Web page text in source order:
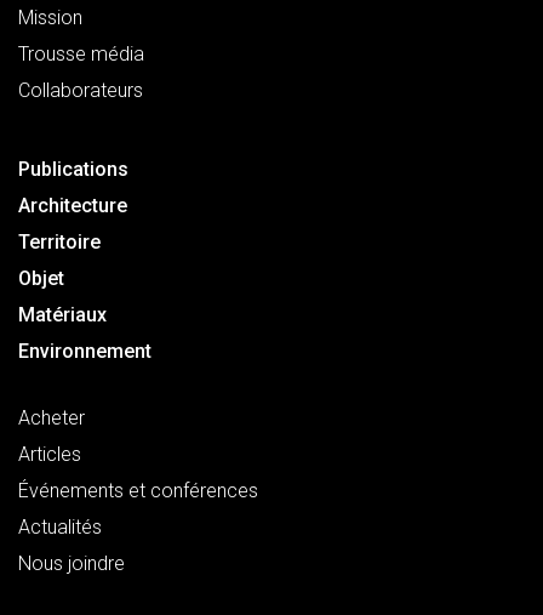
Mission
Trousse média
Collaborateurs
Publications
Architecture
Territoire
Objet
Matériaux
Environnement
Acheter
Articles
Événements et conférences
Actualités
Nous joindre